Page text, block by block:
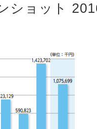
ショット